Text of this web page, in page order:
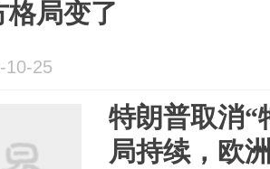
局变了
10-25
特朗普取消“
局持续，欧